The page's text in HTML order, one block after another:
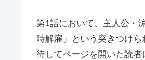
第1話において、主人公・
時解雇」という突きつけ
待してページを開いた読